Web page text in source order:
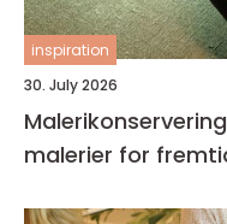
inspiration
30. July 2026
malerier for